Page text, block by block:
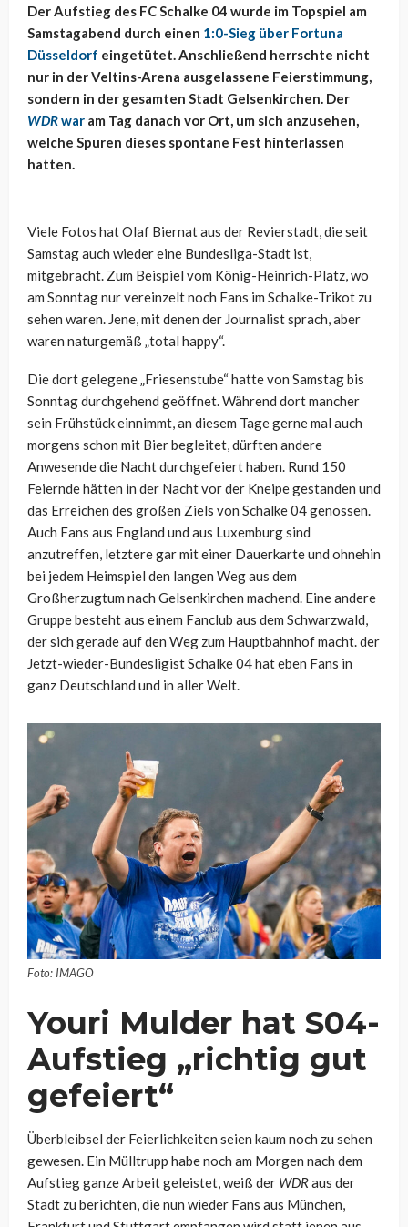
Der Aufstieg des FC Schalke 04 wurde im Topspiel am
Samstagabend durch einen 1:0-Sieg über Fortuna
Düsseldorf eingetütet. Anschließend herrschte nicht
nur in der Veltins-Arena ausgelassene Feierstimmung,
sondern in der gesamten Stadt Gelsenkirchen. Der
WDRwar am Tag danach vor Ort, um sich anzusehen,
welche Spuren dieses spontane Fest hinterlassen
hatten.
Viele Fotos hat Olaf Biernat aus der Revierstadt, die seit
Samstag auch wieder eine Bundesliga-Stadt ist,
mitgebracht. Zum Beispiel vom König-Heinrich-Platz, wo
am Sonntag nur vereinzelt noch Fans im Schalke-Trikot zu
sehen waren. Jene, mit denen der Journalist sprach, aber
waren naturgemäß „total happy“.
Die dort gelegene „Friesenstube“ hatte von Samstag bis
Sonntag durchgehend geöffnet. Während dort mancher
sein Frühstück einnimmt, an diesem Tage gerne mal auch
morgens schon mit Bier begleitet, dürften andere
Anwesende die Nacht durchgefeiert haben. Rund 150
Feiernde hätten in der Nacht vor der Kneipe gestanden und
das Erreichen des großen Ziels von Schalke 04 genossen.
Auch Fans aus England und aus Luxemburg sind
anzutreffen, letztere gar mit einer Dauerkarte und ohnehin
bei jedem Heimspiel den langen Weg aus dem
Großherzugtum nach Gelsenkirchen machend. Eine andere
Gruppe besteht aus einem Fanclub aus dem Schwarzwald,
der sich gerade auf den Weg zum Hauptbahnhof macht. der
Jetzt-wieder-Bundesligist Schalke 04 hat eben Fans in
ganz Deutschland und in aller Welt.
Foto: IMAGO
Youri Mulder hat S04-
Aufstieg „richtig gut
gefeiert“
Überbleibsel der Feierlichkeiten seien kaum noch zu sehen
gewesen. Ein Mülltrupp habe noch am Morgen nach dem
Aufstieg ganze Arbeit geleistet, weiß der WDRaus der
Stadt zu berichten, die nun wieder Fans aus München,